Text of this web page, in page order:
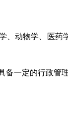
、动物学、医药
备一定的行政管